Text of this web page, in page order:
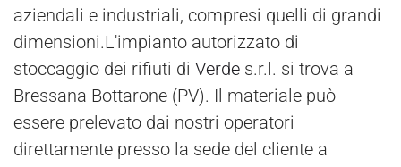
aziendali e industriali, compresi quelli di grandi
dimensioni.L'impianto autorizzato di
stoccaggio dei rifiuti di Verde s.r.l. si trova a
Bressana Bottarone (PV). Il materiale può
essere prelevato dai nostri operatori
direttamente presso la sede del cliente a